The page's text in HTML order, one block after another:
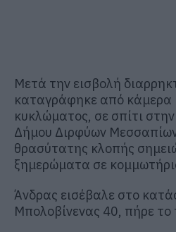
Μετά την εισβολή
καταγράφηκε από κάμερα
κυκλώματος, σε σπίτι
Δήμου Διρφύων
θρασύτατης κλοπής
ξημερώματα σε
Άνδρας εισέβαλε στο
Μπολοβίνενας 40, πήρε το